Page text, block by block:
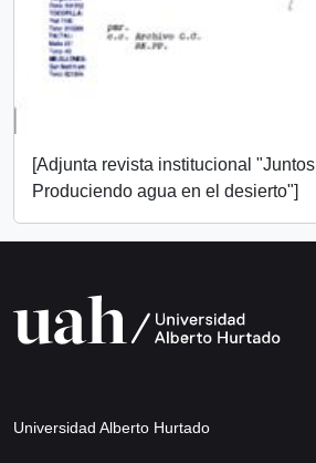
[Adjunta revista institucional "Juntos
Produciendo agua en el desierto"]
Universidad Alberto Hurtado